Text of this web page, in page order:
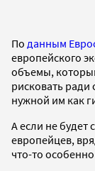
По данным
европейского
объемы,
рисковать ради
нужной им как
А если не будет
европейцев,
что-то